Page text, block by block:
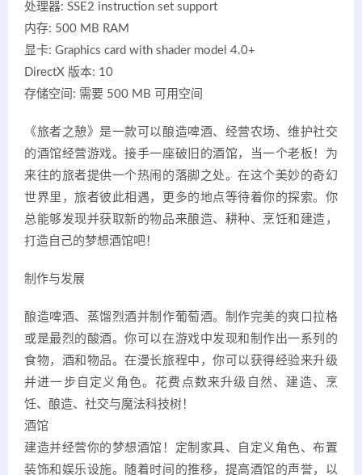
处理器: SSE2 instruction set support
内存: 500 MB RAM
显卡: Graphics card with shader model 4.0+
DirectX 版本: 10
存储空间: 需要 500 MB 可用空间
《旅者之憩》是一款可以酿造啤酒、经营农场、维护社交
的酒馆经营游戏。接手一座破旧的酒馆，当一个老板！为
来往的旅者提供一个热闹的落脚之处。在这个美妙的奇幻
世界里，旅者彼此相遇，更多的地点等待着你的探索。你
总能够发现并获取新的物品来酿造、耕种、烹饪和建造，
打造自己的梦想酒馆吧！
制作与发展
酿造啤酒、蒸馏烈酒并制作葡萄酒。制作完美的爽口拉格
或是最烈的酸酒。你可以在游戏中发现和制作出一系列的
食物，酒和物品。在漫长旅程中，你可以获得经验来升级
并进一步自定义角色。花费点数来升级自然、建造、烹
饪、酿造、社交与魔法科技树！
酒馆
建造并经营你的梦想酒馆！定制家具、自定义角色、布置
装饰和娱乐设施。随着时间的推移，提高酒馆的声誉，以